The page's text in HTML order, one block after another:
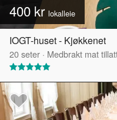
400 kr lokalleie
IOGT-huset - Kjøkkenet
20seter · Medbrakt mat